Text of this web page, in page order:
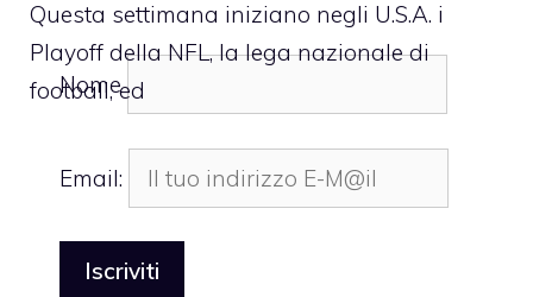
Questa settimana iniziano negli U.S.A. i
Playoff della NFL, la lega nazionale di
football, ed
Nome
Email: